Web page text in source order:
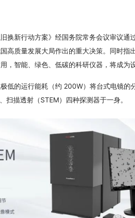
换新行动方案》经国务院常务会议审议通
高质量发展大局作出的重大决策。同时指
智能、绿色、低碳的科研仪器，将成为
低的运行能耗（约 200W）将台式电镜的
扫描透射（STEM）四种探测器于一身。